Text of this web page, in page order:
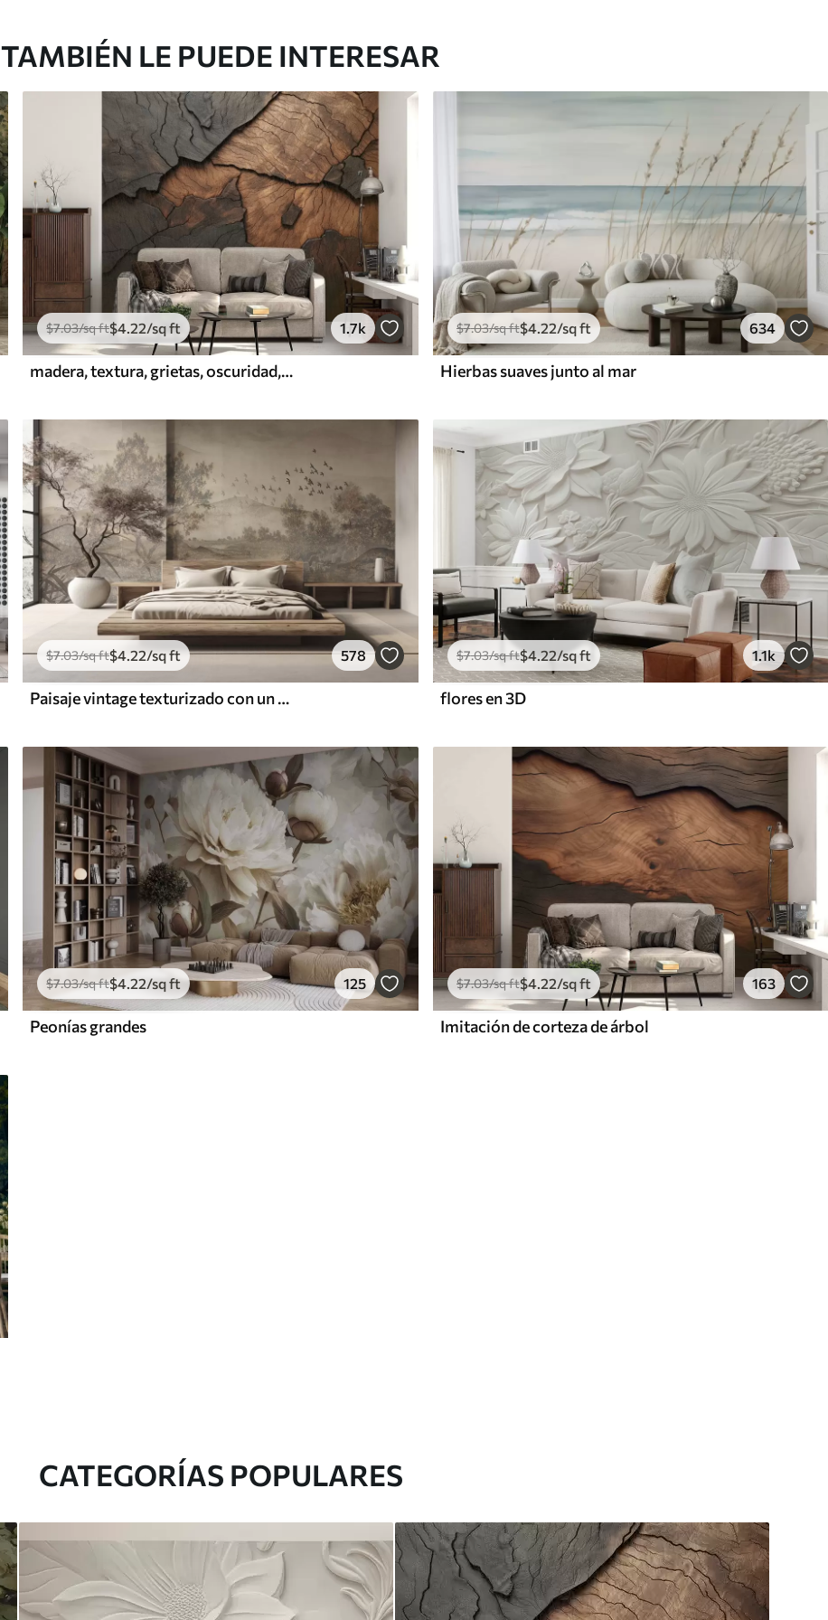
TAMBIÉN LE PUEDE INTERESAR
$7.03/sq ft$4 .22/sq ft 1.7k
madera, textura, grietas, oscuridad, corteza, superficie
$7.03/sq ft$4.22/sq ft 634
Hierbas suaves junto al mar
$7.03/sq ft$4.22/sq ft 578
Paisaje vintage texturizado con un árbol cerca de un río y un cielo nublado, arte de la naturaleza en tonos sepia
$7.03/sq ft$4.22/sq ft 1.1k
flores en 3D
$7.03/sq ft$4 .22/sq ft 125
Peonías grandes
$7.03/sq ft$4.22/sq ft 163
Imitación de corteza de árbol
CATEGORÍAS POPULARES